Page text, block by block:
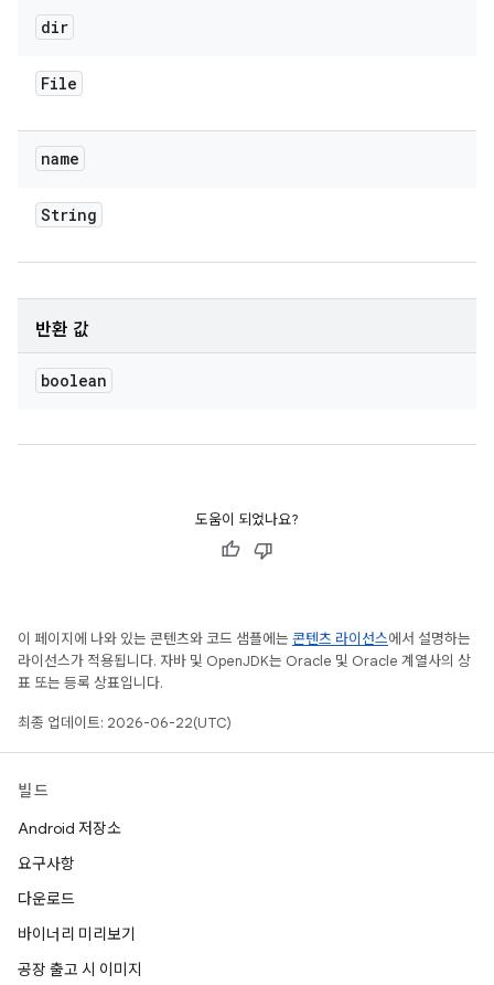
dir
File
name
String
반환 값
boolean
도움이 되었나요?
이 페이지에 나와 있는 콘텐츠와 코드 샘플에는 콘텐츠 라이선스에서 설명하는
라이선스가 적용됩니다. 자바 및 OpenJDK는 Oracle 및 Oracle 계열사의 상
표 또는 등록 상표입니다.
최종 업데이트: 2026-06-22(UTC)
빌드
Android 저장소
요구사항
다운로드
바이너리 미리보기
공장 출고 시 이미지